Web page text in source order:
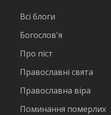
Всі блоги
Богослов'я
Про піст
Православні свята
Православна віра
Поминання померлих